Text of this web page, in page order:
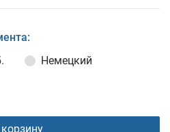
Немецкий